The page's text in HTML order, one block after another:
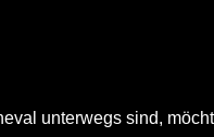
unterwegs sind,